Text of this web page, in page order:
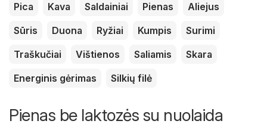
Pica Kava Saldainiai Pienas
Aliejus
Sūris
Duona Ryžiai Kumpis
Surimi
Traškučiai
Vištienos Saliamis
Skara
Energinis gėrimas
Silkių filė
Pienas be laktozės su nuolaida